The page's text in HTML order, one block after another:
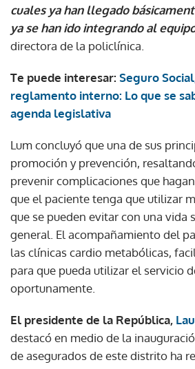
cuales ya han llegado
ya se han ido integrando al
directora de la policlínica.
Te puede interesar: Seguro
reglamento interno: Lo que se
agenda legislativa
Lum concluyó que una de sus
promoción y prevención,
prevenir complicaciones que
que el paciente tenga que utilizar
que se pueden evitar con una vida
general. El acompañamiento del
las clínicas cardio metabólicas,
para que pueda utilizar el servicio
oportunamente.
El presidente de la República,
destacó en medio de la
de asegurados de este distrito ha